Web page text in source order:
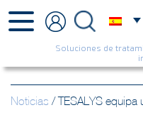
Soluciones de
Noticias /TESALYS equipa